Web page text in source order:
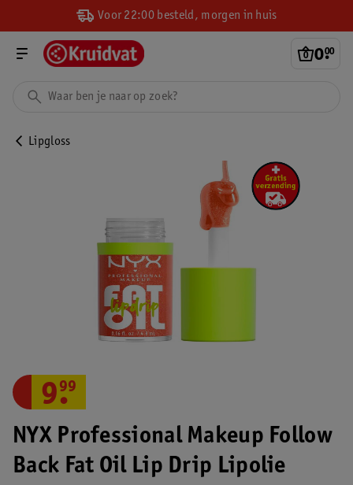
Voor 22:00 besteld, morgen in huis
0.
00
Lipgloss
NYX Professional Makeup Follow
Back Fat Oil Lip Drip Lipolie
9.
99